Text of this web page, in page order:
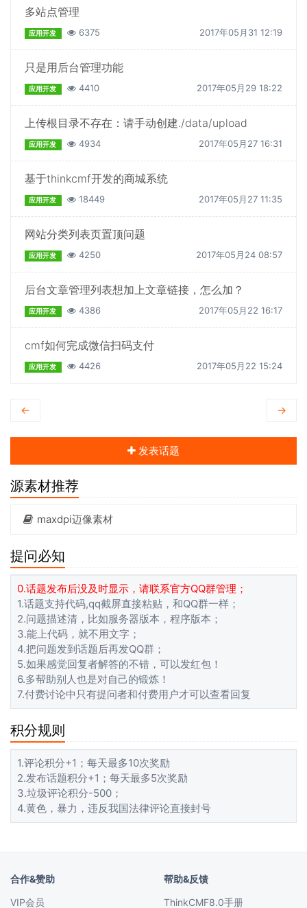
多站点管理
应用开发 6375 2017年05月31 12:19
只是用后台管理功能
应用开发 4410 2017年05月29 18:22
上传根目录不存在：请手动创建./data/upload
应用开发 4934 2017年05月27 16:31
基于thinkcmf开发的商城系统
应用开发 18449 2017年05月27 11:35
网站分类列表页置顶问题
应用开发 4250 2017年05月24 08:57
后台文章管理列表想加上文章链接，怎么加？
应用开发 4386 2017年05月22 16:17
cmf如何完成微信扫码支付
应用开发 4426 2017年05月22 15:24
← →
发表话题
源素材推荐
maxdpi迈像素材
提问必知
0.话题发布后没及时显示，请联系官方QQ群管理；
1.话题支持代码,qq截屏直接粘贴，和QQ群一样；
2.问题描述清，比如服务器版本，程序版本；
3.能上代码，就不用文字；
4.把问题发到话题后再发QQ群；
5.如果感觉回复者解答的不错，可以发红包！
6.多帮助别人也是对自己的锻炼！
7.付费讨论中只有提问者和付费用户才可以查看回复
积分规则
1.评论积分+1；每天最多10次奖励
2.发布话题积分+1；每天最多5次奖励
3.垃圾评论积分-500；
4.黄色，暴力，违反我国法律评论直接封号
合作&赞助
VIP会员
帮助&反馈
ThinkCMF8.0手册